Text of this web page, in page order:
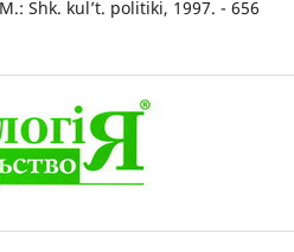
Shk. kul’t. politiki, 1997. - 656